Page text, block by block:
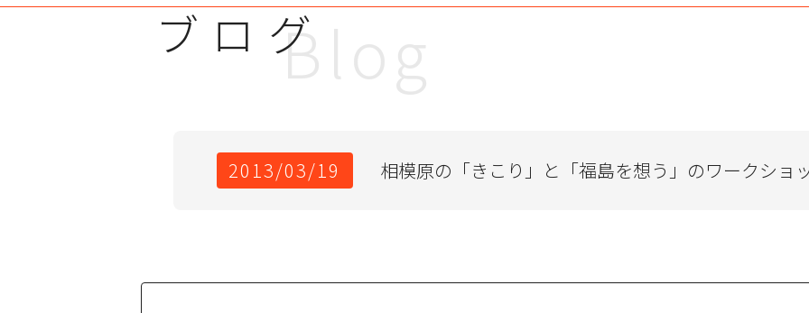
Blog
ブログ
2013/03/19 相模原の「きこり」と「福島を想う」のワークショ